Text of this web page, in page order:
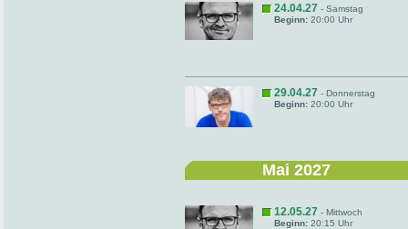
24.04.27 - Samstag
Beginn: 20:00 Uhr
29.04.27 - Donnerstag
Beginn: 20:00 Uhr
Mai 2027
12.05.27 - Mittwoch
Beginn: 20:15 Uhr